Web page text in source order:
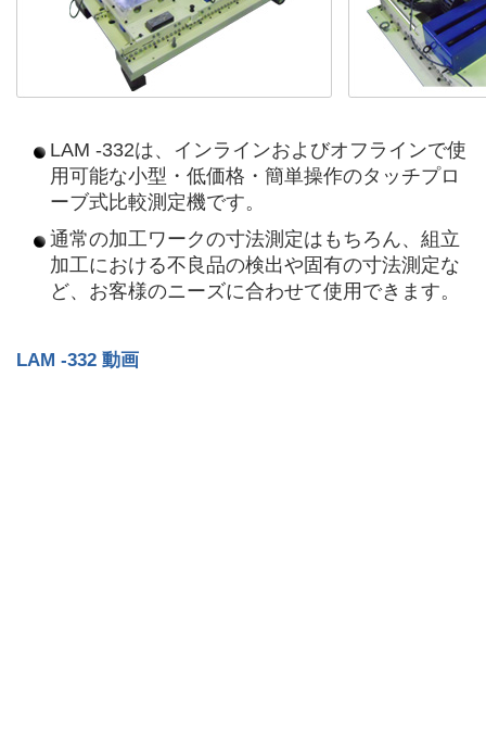
LAM -332は、インラインおよびオフラインで使
用可能な小型・低価格・簡単操作のタッチプロ
ーブ式比較測定機です。
通常の加工ワークの寸法測定はもちろん、組立
加工における不良品の検出や固有の寸法測定な
ど、お客様のニーズに合わせて使用できます。
LAM -332 動画